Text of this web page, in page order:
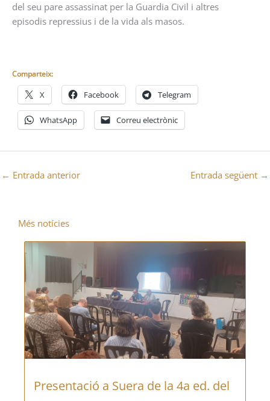
del seu pare assassinat per la Guardia Civil i altres
episodis repressius i de la vida als masos.
Comparteix:
X Facebook Telegram
WhatsApp Correu electrònic
← Entrada anterior Entrada següent →
Més notícies
Presentació a Suera de la 4a ed. del